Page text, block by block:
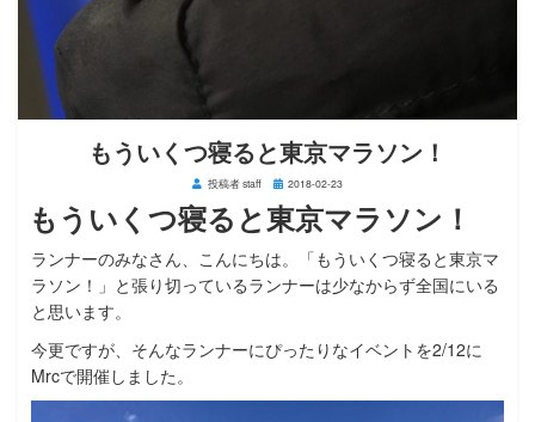
もういくつ寝ると東京マラソン！
投稿者staff
投
日:
2018-02-23
もういくつ寝ると東京マラソン！
ランナーのみなさん、こんにちは。「もういくつ寝ると東京マ
ラソン！」と張り切っているランナーは少なからず全国にいる
と思います。
今更ですが、そんなランナーにぴったりなイベントを2/12に
Mrcで開催しました。